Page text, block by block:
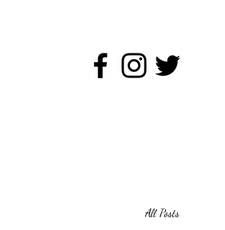
All Posts